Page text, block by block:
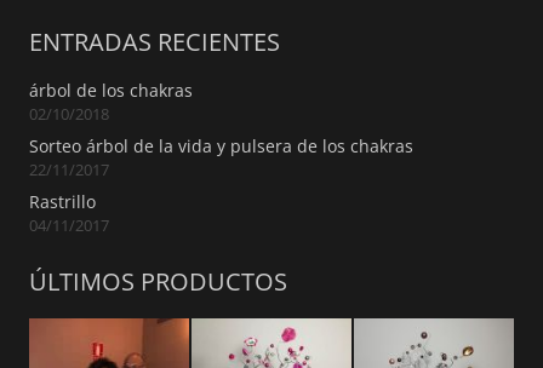
ENTRADAS RECIENTES
árbol de los chakras
02/10/2018
Sorteo árbol de la vida y pulsera de los chakras
22/11/2017
Rastrillo
04/11/2017
ÚLTIMOS PRODUCTOS